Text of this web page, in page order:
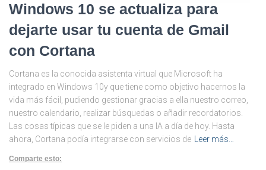
Windows 10 se actualiza para
dejarte usar tu cuenta de Gmail
con Cortana
Cortana es la conocida asistenta virtual que Microsoft ha
integrado en Windows 10y que tiene como objetivo hacernos la
vida más fácil, pudiendo gestionar gracias a ella nuestro correo,
nuestro calendario, realizar búsquedas o añadir recordatorios.
Las cosas típicas que se le piden a una IA a día de hoy. Hasta
ahora, Cortana podía integrarse con servicios de Leer más…
Comparte esto: